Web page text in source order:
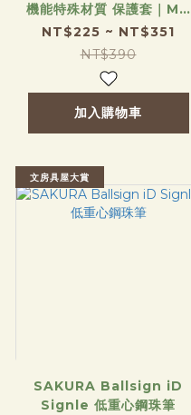
機能特殊材質 保護套｜MD
PRODUCT
NT$225 ~ NT$351
NT$390
加入購物車
文房具屋大賞
SAKURA Ballsign iD
Signle 低重心鋼珠筆